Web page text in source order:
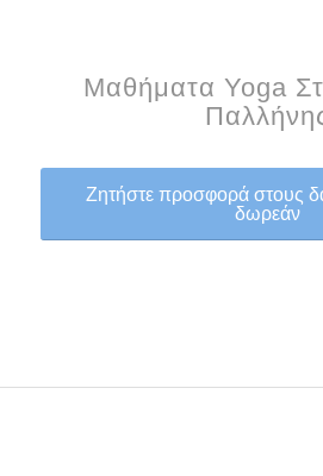
Μαθήματα Yoga
Ζητήστε προσφορά στους
δωρεάν